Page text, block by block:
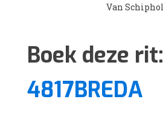
Van Schiphol
Boek deze rit:
4817BREDA